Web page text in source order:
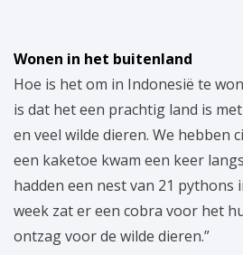
Wonen in het buitenland
Hoe is het om in Indonesië te
is dat het een prachtig land is
en veel wilde dieren. We hebben
een kaketoe kwam een keer
hadden een nest van 21 pythons
week zat er een cobra voor het
ontzag voor de wilde dieren.”